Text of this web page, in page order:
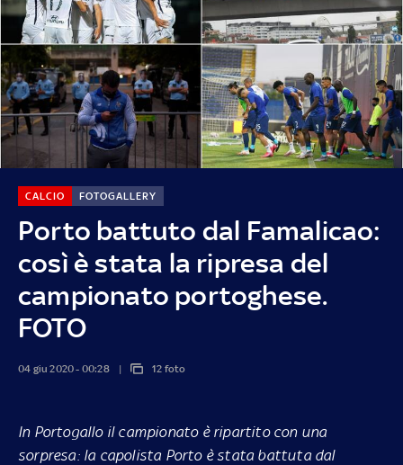
Porto battuto dal Famalicao:
così è stata la ripresa del
campionato portoghese.
FOTO
CALCIO FOTOGALLERY
04 giu 2020 - 00:28 12 foto
In Portogallo il campionato è ripartito con una
sorpresa: la capolista Porto è stata battuta dal